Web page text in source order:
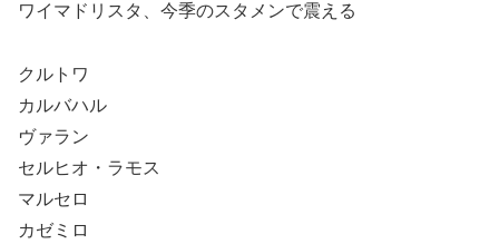
ワイマドリスタ、今季のスタメンで震える
クルトワ
カルバハル
ヴァラン
セルヒオ・ラモス
マルセロ
カゼミロ